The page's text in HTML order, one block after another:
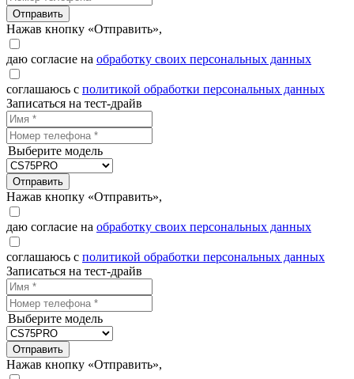
Отправить
Нажав кнопку «Отправить»,
даю согласие на обработку своих персональных данных
соглашаюсь с политикой обработки персональных данных
Записаться на тест-драйв
Выберите модель
Отправить
Нажав кнопку «Отправить»,
даю согласие на обработку своих персональных данных
соглашаюсь с политикой обработки персональных данных
Записаться на тест-драйв
Выберите модель
Отправить
Нажав кнопку «Отправить»,